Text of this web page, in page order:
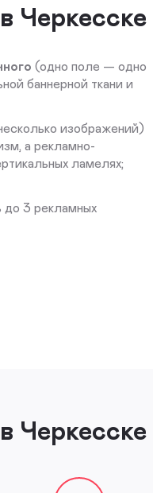
Черкесске
(одно поле — одно
баннерной ткани и
изображений)
а рекламно-
ламелях;
до 3 рекламных
Черкесске